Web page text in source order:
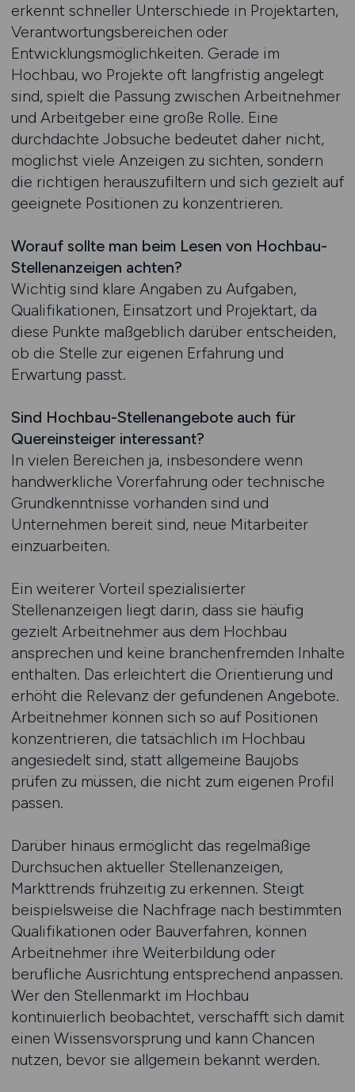
erkennt schneller Unterschiede in Projektarten,
Verantwortungsbereichen oder
Entwicklungsmöglichkeiten. Gerade im
Hochbau, wo Projekte oft langfristig angelegt
sind, spielt die Passung zwischen Arbeitnehmer
und Arbeitgeber eine große Rolle. Eine
durchdachte Jobsuche bedeutet daher nicht,
möglichst viele Anzeigen zu sichten, sondern
die richtigen herauszufiltern und sich gezielt auf
geeignete Positionen zu konzentrieren.
Worauf sollte man beim Lesen von Hochbau-
Stellenanzeigen achten?
Wichtig sind klare Angaben zu Aufgaben,
Qualifikationen, Einsatzort und Projektart, da
diese Punkte maßgeblich darüber entscheiden,
ob die Stelle zur eigenen Erfahrung und
Erwartung passt.
Sind Hochbau-Stellenangebote auch für
Quereinsteiger interessant?
In vielen Bereichen ja, insbesondere wenn
handwerkliche Vorerfahrung oder technische
Grundkenntnisse vorhanden sind und
Unternehmen bereit sind, neue Mitarbeiter
einzuarbeiten.
Ein weiterer Vorteil spezialisierter
Stellenanzeigen liegt darin, dass sie häufig
gezielt Arbeitnehmer aus dem Hochbau
ansprechen und keine branchenfremden Inhalte
enthalten. Das erleichtert die Orientierung und
erhöht die Relevanz der gefundenen Angebote.
Arbeitnehmer können sich so auf Positionen
konzentrieren, die tatsächlich im Hochbau
angesiedelt sind, statt allgemeine Baujobs
prüfen zu müssen, die nicht zum eigenen Profil
passen.
Darüber hinaus ermöglicht das regelmäßige
Durchsuchen aktueller Stellenanzeigen,
Markttrends frühzeitig zu erkennen. Steigt
beispielsweise die Nachfrage nach bestimmten
Qualifikationen oder Bauverfahren, können
Arbeitnehmer ihre Weiterbildung oder
berufliche Ausrichtung entsprechend anpassen.
Wer den Stellenmarkt im Hochbau
kontinuierlich beobachtet, verschafft sich damit
einen Wissensvorsprung und kann Chancen
nutzen, bevor sie allgemein bekannt werden.